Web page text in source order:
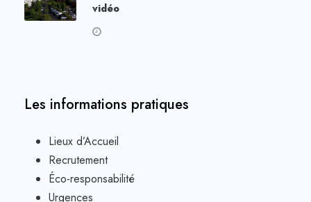
vidéo
Les informations pratiques
Lieux d’Accueil
Recrutement
Éco-responsabilité
Urgences